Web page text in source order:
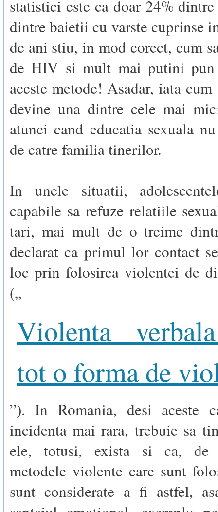
statistici este ca doar 24%
dintre baietii cu varste cuprinse
de ani stiu, in mod corect, cum
de HIV si mult mai putini
aceste metode! Asadar, iata
devine una dintre cele mai
atunci cand educatia sexuala
de catre familia tinerilor.
In unele situatii,
capabile sa refuze relatiile
tari, mai mult de o treime
declarat ca primul lor contact
loc prin folosirea violentei de
(„
Violenta
tot o forma de
”). In Romania, desi aceste
incidenta mai rara, trebuie sa
ele, totusi, exista si ca, de
metodele violente care sunt
sunt considerate a fi astfel,